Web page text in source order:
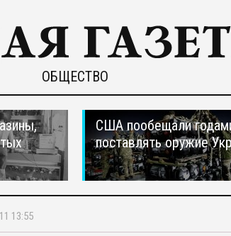
ОБЩЕСТВО
США пообещали
поставлять оружие
13:55